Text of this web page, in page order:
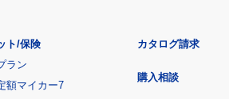
ト/保険
ラン
額マイカー7
カタログ請求
購入相談